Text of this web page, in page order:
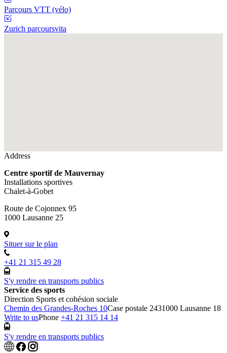
Parcours VTT (vélo)
Zurich parcoursvita
Address
Centre sportif de Mauvernay
Installations sportives
Chalet-à-Gobet
Route de Cojonnex 95
1000 Lausanne 25
Situer sur le plan
+41 21 315 49 28
S'y rendre en transports publics
Service des sports
Direction Sports et cohésion sociale
Chemin des Grandes-Roches 10Case postale 2431000 Lausanne 18
Write to usPhone +41 21 315 14 14
S'y rendre en transports publics